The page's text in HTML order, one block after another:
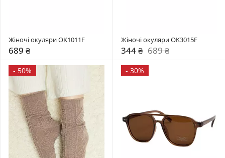
Жіночі окуляри OK1011F
689 ₴
Жіночі окуляри OK3015F
344 ₴ 689 ₴
- 50% - 30%